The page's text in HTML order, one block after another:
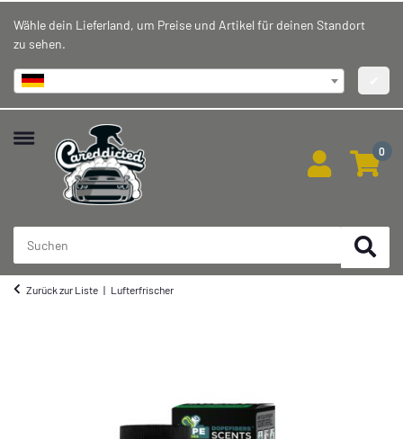
Wähle dein Lieferland, um Preise und Artikel für deinen Standort
zu sehen.
0
Zurück zur Liste Lufterfrischer